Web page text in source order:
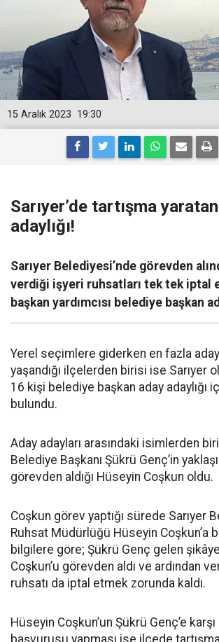
19:30
15 Aralık 2023
Sarıyer’de tartışma
adaylığı!
Sarıyer Belediyesi’nde görevden
verdiği işyeri ruhsatları tek tek iptal
başkan yardımcısı belediye başkan
Yerel seçimlere giderken en fazla aday
yaşandığı ilçelerden birisi ise Sarıyer
16 kişi belediye başkan aday adaylığı
bulundu.
Aday adayları arasındaki isimlerden
Belediye Başkanı Şükrü Genç’in
görevden aldığı Hüseyin Coşkun oldu.
Coşkun görev yaptığı sürede Sarıyer
Ruhsat Müdürlüğü Hüseyin Coşkun’a
bilgilere göre; Şükrü Genç gelen
Coşkun’u görevden aldı ve ardından
ruhsatı da iptal etmek zorunda kaldı.
Hüseyin Coşkun’un Şükrü Genç’e karşı
başvurusu yapması ise ilçede